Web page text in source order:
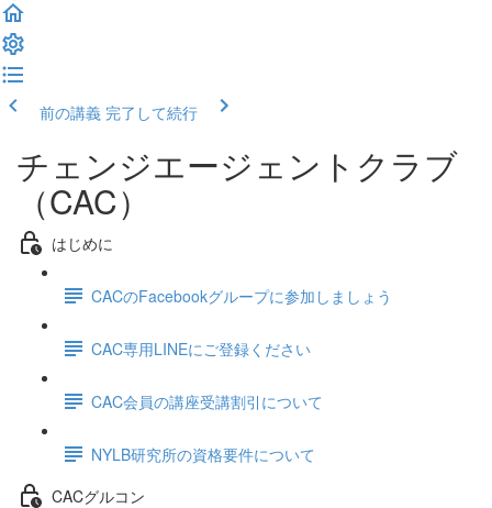
前の講義 完了して続行
チェンジエージェントクラブ
（CAC）
はじめに
CACのFacebookグループに参加しましょう
CAC専用LINEにご登録ください
CAC会員の講座受講割引について
NYLB研究所の資格要件について
CACグルコン